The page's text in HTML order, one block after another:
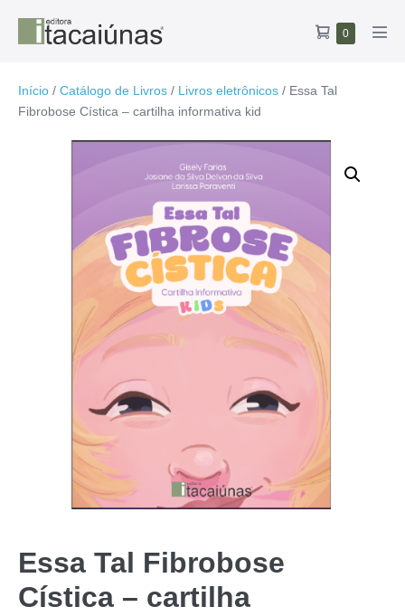
conteúdo
Carrinho
0Itens
Início / Catálogo de Livros / Livros eletrônicos / Essa Tal
Fibrobose Cística – cartilha informativa kid
Essa Tal Fibrobose
Cística – cartilha